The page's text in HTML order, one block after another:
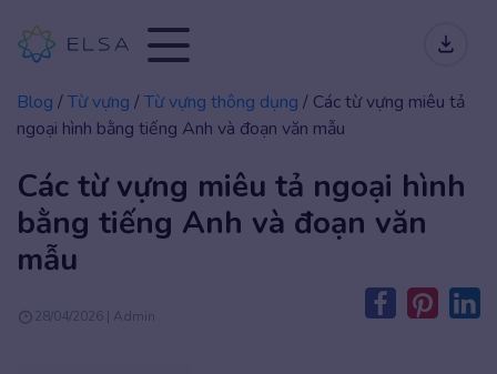
Blog /Từ vựng /Từ vựng thông dụng / Các từ vựng miêu tả
ngoại hình bằng tiếng Anh và đoạn văn mẫu
Các từ vựng miêu tả ngoại hình
bằng tiếng Anh và đoạn văn
mẫu
28/04/2026 | Admin